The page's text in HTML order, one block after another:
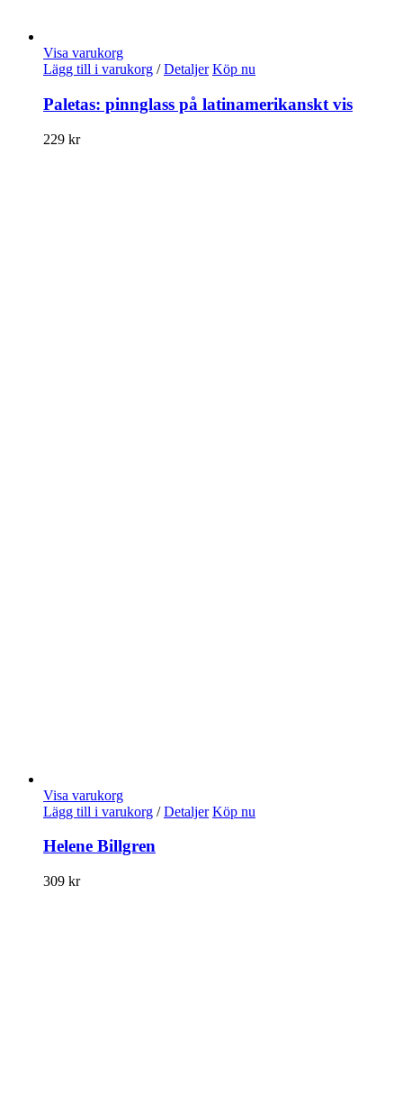
Visa varukorg
Lägg till i varukorg / Detaljer Köp nu
Paletas: pinnglass på latinamerikanskt vis
229 kr
Visa varukorg
Lägg till i varukorg / Detaljer Köp nu
Helene Billgren
309 kr